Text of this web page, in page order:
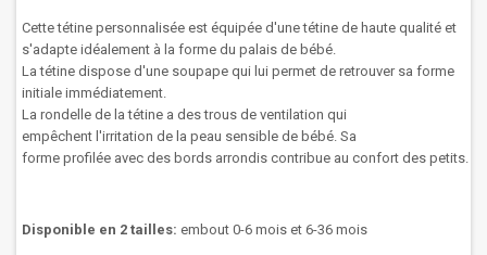
Cette tétine personnalisée est équipée d'une tétine de haute qualité et
s'adapte idéalement à la forme du palais de bébé.
Latétine dispose d'une soupape qui lui permet de retrouver sa forme
initiale immédiatement.
La rondelle de la tétine a des trous de ventilation qui
empêchent l'irritation de la peau sensible de bébé. Sa
forme profilée avec des bords arrondis contribue au confort des petits.
Disponible en 2 tailles: embout 0-6 mois et 6-36 mois